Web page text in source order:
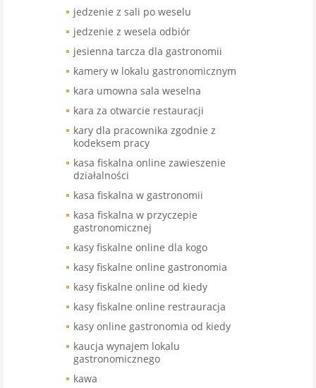
jedzenie z sali po weselu
jedzenie z wesela odbiór
jesienna tarcza dla gastronomii
kamery w lokalu gastronomicznym
kara umowna sala weselna
kara za otwarcie restauracji
kary dla pracownika zgodnie z
kodeksem pracy
kasa fiskalna online zawieszenie
działalności
kasa fiskalna w gastronomii
kasa fiskalna w przyczepie
gastronomicznej
kasy fiskalne online dla kogo
kasy fiskalne online gastronomia
kasy fiskalne online od kiedy
kasy fiskalne online restrauracja
kasy online gastronomia od kiedy
kaucja wynajem lokalu
gastronomicznego
kawa